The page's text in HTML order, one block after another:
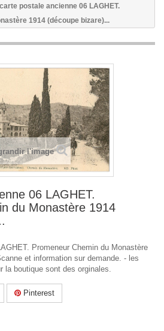
carte postale ancienne 06 LAGHET.
1914 (découpe bizare)...
l'image
06 LAGHET.
du Monastère 1914
Promeneur Chemin du Monastère
et information sur demande. - les
la boutique sont des orginales.
Pinterest